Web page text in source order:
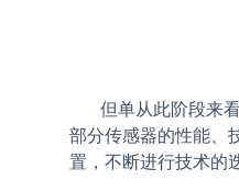
但单从此阶段来看
部分传感器的性能、
置，不断进行技术的